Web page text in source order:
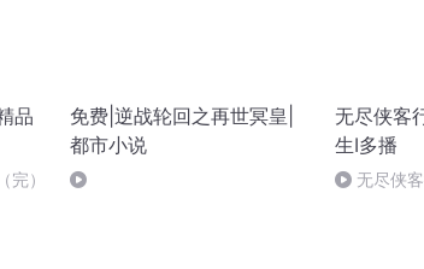
品
）
免费|逆战轮回之再世冥皇|
都市小说
无尽侠客
生I多播
无尽侠